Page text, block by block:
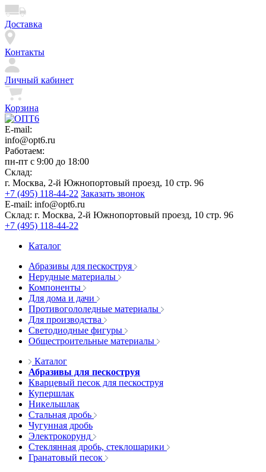
Доставка
Контакты
Личный кабинет
Корзина
E-mail:
info@opt6.ru
Работаем:
пн-пт с 9:00 до 18:00
Склад:
г. Москва, 2-й Южнопортовый проезд, 10 стр. 96
+7 (495) 118-44-22 Заказать звонок
E-mail: info@opt6.ru
Склад: г. Москва, 2-й Южнопортовый проезд, 10 стр. 96
+7 (495) 118-44-22
Каталог
Абразивы для пескоструя
Нерудные материалы
Компоненты
Для дома и дачи
Противогололедные материалы
Для производства
Светодиодные фигуры
Общестроительные материалы
Каталог
Абразивы для пескоструя
Кварцевый песок для пескоструя
Купершлак
Никельшлак
Стальная дробь
Чугунная дробь
Электрокорунд
Стеклянная дробь, стеклошарики
Гранатовый песок